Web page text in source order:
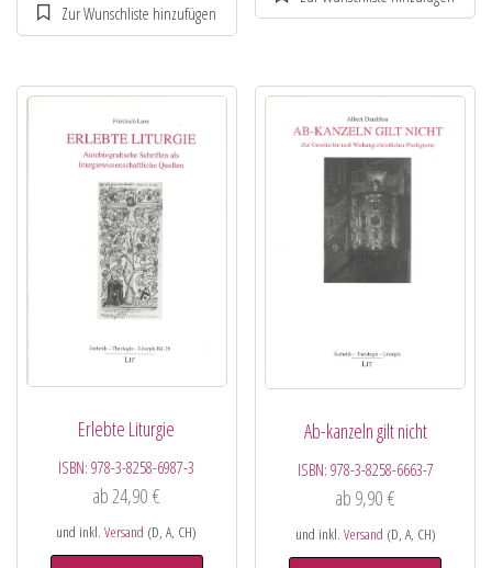
Erlebte Liturgie
ISBN:978-3-8258-6987-3
ab24,90€
und inkl.Versand (D, A, CH)
Ab-kanzeln gilt nicht
ISBN: 978-3-8258-6663-7
ab 9,90€
und inkl. Versand (D, A, CH)